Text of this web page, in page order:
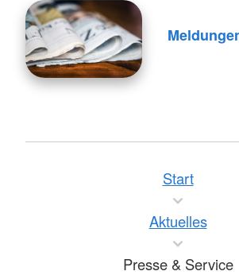
Start
Aktuelles
Presse & Service